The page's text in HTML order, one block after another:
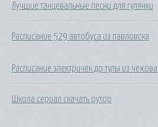
Лучшие танцевальные песни для гулянки
Расписание 529 автобуса из павловска
Расписание электричек до тулы из чехова
Школа сериал скачать рутор